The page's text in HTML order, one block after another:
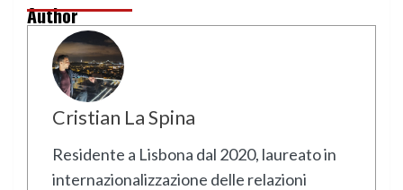
Author
Cristian La Spina
Residente a Lisbona dal 2020, laureato in
internazionalizzazione delle relazioni